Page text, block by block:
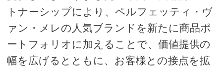
トナーシップにより、ペルフェッティ・ヴ
ァン・メレの人気ブランドを新たに商品ポ
ートフォリオに加えることで、価値提供の
幅を広げるとともに、お客様との接点を拡